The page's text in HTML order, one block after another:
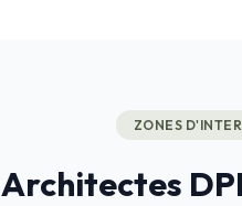
ZONES
Architectes